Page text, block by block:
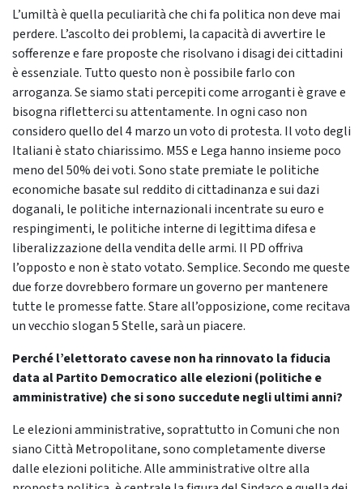
L’umiltà è quella peculiarità che chi fa politica non deve mai
perdere. L’ascolto dei problemi, la capacità di avvertire le
sofferenze e fare proposte che risolvano i disagi dei cittadini
è essenziale. Tutto questo non è possibile farlo con
arroganza. Se siamo stati percepiti come arroganti è grave e
bisogna rifletterci su attentamente. In ogni caso non
considero quello del 4 marzo un voto di protesta. Il voto degli
Italiani è stato chiarissimo. M5S e Lega hanno insieme poco
meno del 50% dei voti. Sono state premiate le politiche
economiche basate sul reddito di cittadinanza e sui dazi
doganali, le politiche internazionali incentrate su euro e
respingimenti, le politiche interne di legittima difesa e
liberalizzazione della vendita delle armi. Il PD offriva
l’opposto e non è stato votato. Semplice. Secondo me queste
due forze dovrebbero formare un governo per mantenere
tutte le promesse fatte. Stare all’opposizione, come recitava
un vecchio slogan 5 Stelle, sarà un piacere.
Perché l’elettorato cavese non ha rinnovato la fiducia
data al Partito Democratico alle elezioni (politiche e
amministrative) che si sono succedute negli ultimi anni?
Le elezioni amministrative, soprattutto in Comuni che non
siano Città Metropolitane, sono completamente diverse
dalle elezioni politiche. Alle amministrative oltre alla